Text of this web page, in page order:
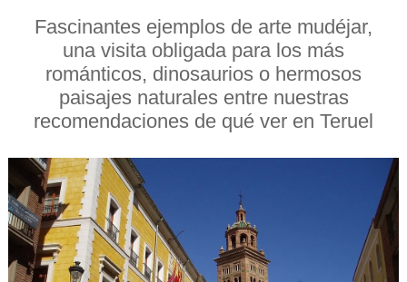
Fascinantes ejemplos de arte mudéjar,
una visita obligada para los más
románticos, dinosaurios o hermosos
paisajes naturales entre nuestras
recomendaciones de qué ver en Teruel